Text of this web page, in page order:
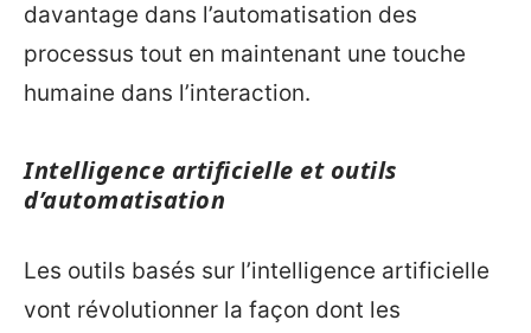
davantage dans l’automatisation des
processus tout en maintenant une touche
humaine dans l’interaction.
Intelligence artificielle et outils
d’automatisation
Les outils basés sur l’intelligence artificielle
vont révolutionner la façon dont les